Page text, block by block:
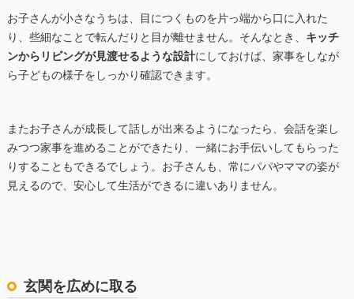
お子さんが小さなうちは、目につくものを片っ端から口に入れた
り、些細なことで転んだりと目が離せません。そんなとき、 キッチ
ンからリビングが見渡せるような設計にしておけば、家事をしなが
ら子どもの様子をしっかり確認できます。
またお子さんが成長して話しが出来るようになったら、会話を楽し
みつつ家事を進めることができたり、一緒にお手伝いしてもらった
りすることもできるでしょう。お子さんも、常にパパやママの姿が
見えるので、安心して生活ができるに違いありません。
玄関を広めに取る